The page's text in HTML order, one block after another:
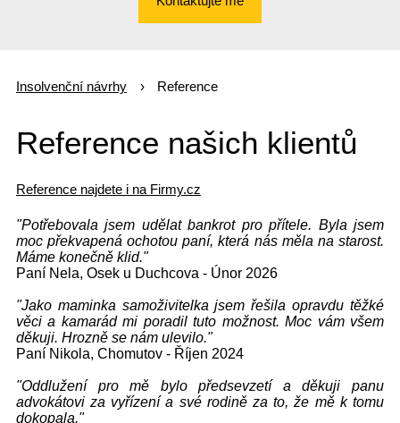
Insolvenční návrhy Reference
Reference našich klientů
Reference najdete i na Firmy.cz
"Potřebovala jsem udělat bankrot pro přítele. Byla jsem
moc překvapená ochotou paní, která nás měla na starost.
Máme konečně klid."
Paní Nela, Osek u Duchcova - Únor 2026
"Jako maminka samoživitelka jsem řešila opravdu těžké
věci a kamarád mi poradil tuto možnost. Moc vám všem
děkuji. Hrozně se nám ulevilo."
Paní Nikola, Chomutov - Říjen 2024
"Oddlužení pro mě bylo předsevzetí a děkuji panu
advokátovi za vyřízení a své rodině za to, že mě k tomu
dokopala."